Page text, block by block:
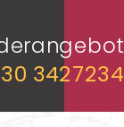
3427234